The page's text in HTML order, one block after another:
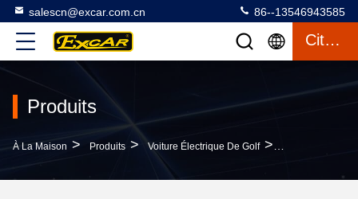
salescn@excar.com.cn 86--13546943585
Citation
Produits
À La Maison > Produits > Voiture Électrique De Golf >